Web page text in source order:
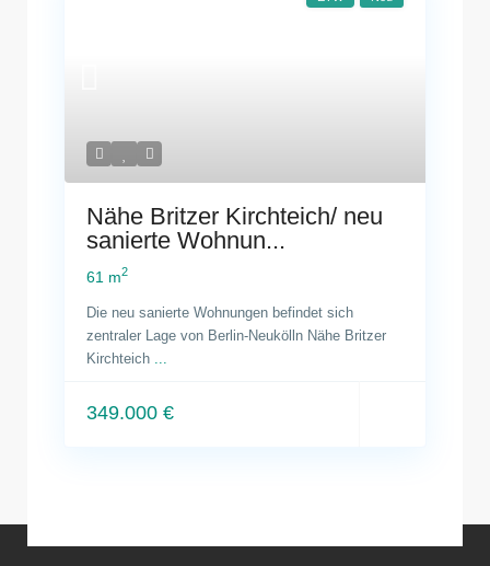
Nähe Britzer Kirchteich/ neu
sanierte Wohnun...
61 m2
Die neu sanierte Wohnungen befindet sich
zentraler Lage von Berlin-Neukölln Nähe Britzer
Kirchteich
349.000 €